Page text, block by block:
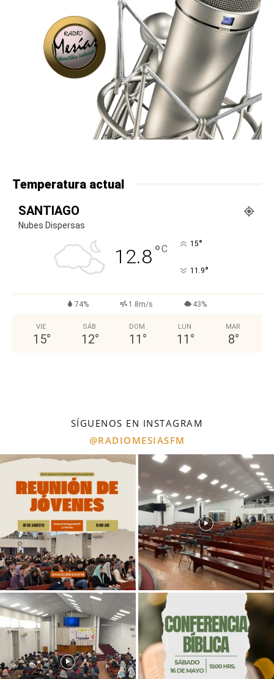
Temperatura actual
SANTIAGO
Nubes Dispersas
12.8°C 15°
11.9°
74% 1.8m/s 43%
VIE
15°
SÁB
12°
DOM
11 °
LUN
11 °
MAR
8°
SÍGUENOS EN INSTAGRAM
@RADIOMESIASFM